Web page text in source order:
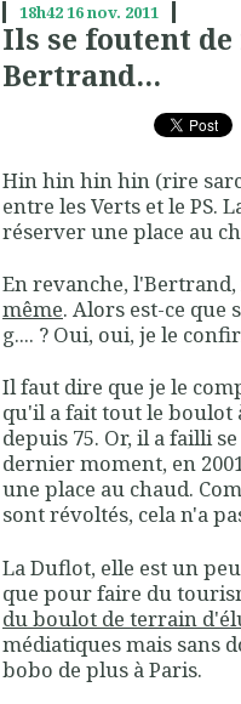
18h4216nov. 2011
Ils se foutent de
Bertrand...
Hin hin hin hin (rire
entre les Verts et le PS.
réserver une place au
En revanche,
même. Alors est-ce que
g.... ? Oui, oui, je le
Il faut dire que je le
qu'il a fait tout le boulot
depuis 75. Or, il a failli
dernier moment, en
une place au chaud.
sont révoltés, cela n'a
La Duflot, elle est un
que pour faire du
du boulot de terrain
médiatiques mais sans
bobo de plus à Paris.